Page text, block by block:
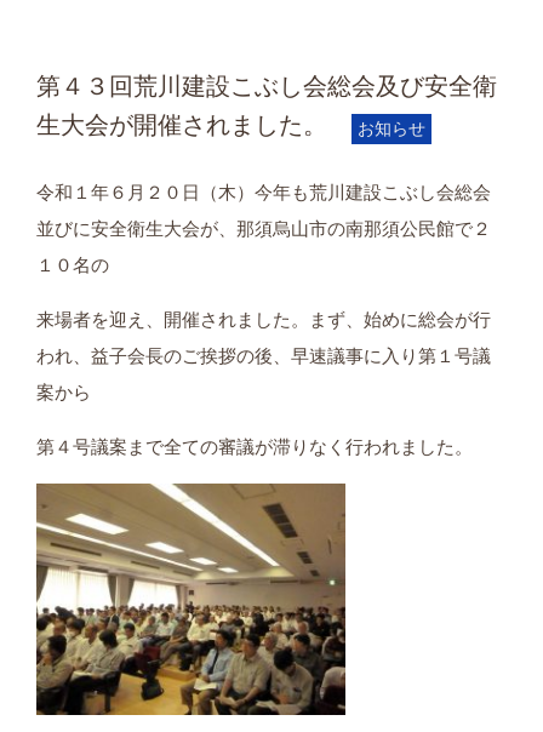
第４３回荒川建設こぶし会総会及び安全衛
生大会が開催されました。
お知らせ
令和１年６月２０日（木）今年も荒川建設こぶし会総会
並びに安全衛生大会が、那須烏山市の南那須公民館で２
１０名の
来場者を迎え、開催されました。まず、始めに総会が行
われ、益子会長のご挨拶の後、早速議事に入り第１号議
案から
第４号議案まで全ての審議が滞りなく行われました。